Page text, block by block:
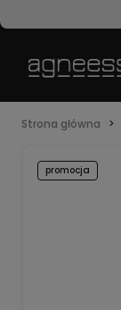
Strona główna
promocja